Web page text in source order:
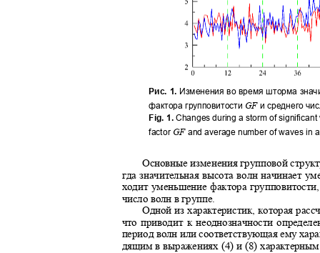
Рис. 1. Изменения во время шторма
фактора групповитости GF и среднего
Fig. 1.Changes during a storm of significant
factor GF and average number of waves in
Основные изменения групповой
гда значительная высота волн начинает
ходит уменьшение фактора
число волн в группе.
Одной из характеристик, которая
что приводит к неоднозначности
период волн или соответствующая ему
дящим в выражениях (4) и (8)